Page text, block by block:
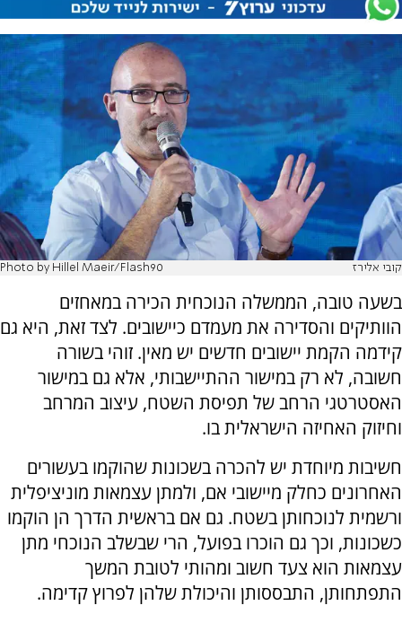
קובי אלירז Photo by Hillel Maeir/Flash90
בשעה טובה, הממשלה הנוכחית הכירה במאחזים
הוותיקים והסדירה את מעמדם כיישובים. לצד זאת, היא גם
קידמה הקמת יישובים חדשים יש מאין. זוהי בשורה
חשובה, לא רק במישור ההתיישבותי, אלא גם במישור
האסטרטגי הרחב של תפיסת השטח, עיצוב המרחב
וחיזוק האחיזה הישראלית בו.
חשיבות מיוחדת יש להכרה בשכונות שהוקמו בעשורים
האחרונים כחלק מיישובי אם, ולמתן עצמאות מוניציפלית
ורשמית לנוכחותן בשטח. גם אם בראשית הדרך הן הוקמו
כשכונות, וכך גם הוכרו בפועל, הרי שבשלב הנוכחי מתן
עצמאות הוא צעד חשוב ומהותי לטובת המשך
התפתחותן, התבססותן והיכולת שלהן לפרוץ קדימה.